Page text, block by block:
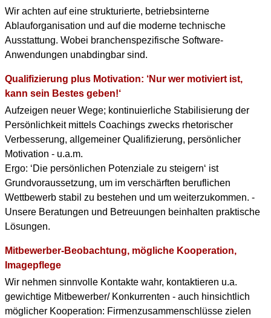
Wir achten auf eine strukturierte, betriebsinterne
Ablauforganisation und auf die moderne technische
Ausstattung. Wobei branchenspezifische Software-
Anwendungen unabdingbar sind.
Qualifizierung plus Motivation: ‘Nur wer motiviert ist,
kann sein Bestes geben!‘
Aufzeigen neuer Wege; kontinuierliche Stabilisierung der
Persönlichkeit mittels Coachings zwecks rhetorischer
Verbesserung, allgemeiner Qualifizierung, persönlicher
Motivation - u.a.m.
Ergo: ‘Die persönlichen Potenziale zu steigern‘ ist
Grundvoraussetzung, um im verschärften beruflichen
Wettbewerb stabil zu bestehen und um weiterzukommen. -
Unsere Beratungen und Betreuungen beinhalten praktische
Lösungen.
Mitbewerber-Beobachtung, mögliche Kooperation,
Imagepflege
Wir nehmen sinnvolle Kontakte wahr, kontaktieren u.a.
gewichtige Mitbewerber/ Konkurrenten - auch hinsichtlich
möglicher Kooperation: Firmenzusammenschlüsse zielen